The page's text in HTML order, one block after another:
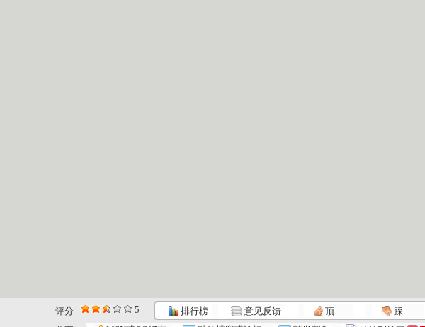
评分 5 排行榜 意见反馈 顶 踩